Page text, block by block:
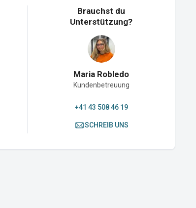
Brauchst du
Unterstützung?
Maria Robledo
Kundenbetreuung
+41 43 508 46 19
SCHREIB UNS